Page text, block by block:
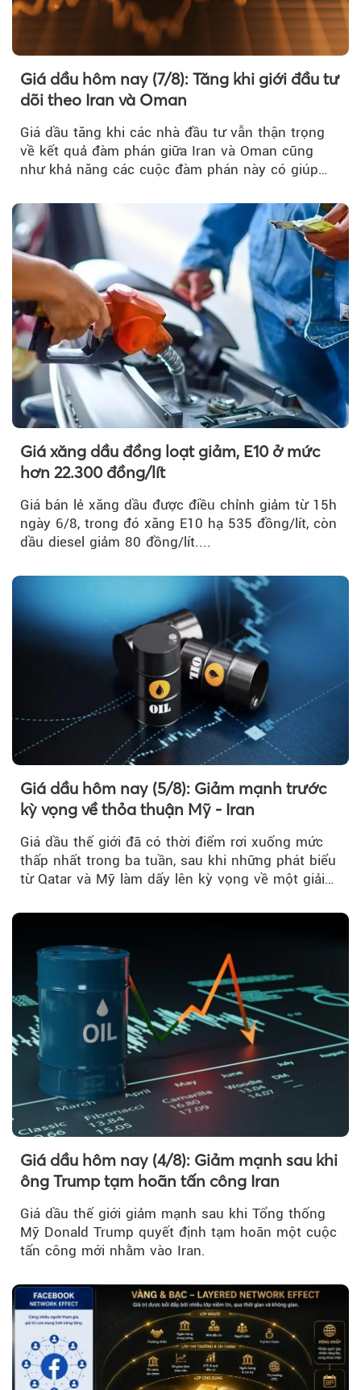
Giá dầu hôm nay (7/8): Tăng khi giới đầu tư
dõi theo Iran và Oman
Giá dầu tăng khi các nhà đầu tư vẫn thận trọng
về kết quả đàm phán giữa Iran và Oman cũng
như khả năng các cuộc đàm phán này có giúp
Hormuz hay không.
Giá xăng dầu đồng loạt giảm, E10 ở mức
hơn 22.300 đồng/lít
Giá bán lẻ xăng dầu được điều chỉnh giảm từ 15h
ngày 6/8, trong đó xăng E10 hạ 535 đồng/lít, còn
dầu diesel giảm 80 đồng/lít....
Giá dầu hôm nay (5/8): Giảm mạnh trước
kỳ vọng về thỏa thuận Mỹ - Iran
Giá dầu thế giới đã có thời điểm rơi xuống mức
thấp nhất trong ba tuần, sau khi những phát biểu
từ Qatar và Mỹ làm dấy lên kỳ vọng về một giải
Iran.
Giá dầu hôm nay (4/8): Giảm mạnh sau khi
ông Trump tạm hoãn tấn công Iran
Giá dầu thế giới giảm mạnh sau khi Tổng thống
Mỹ Donald Trump quyết định tạm hoãn một cuộc
tấn công mới nhằm vào Iran.